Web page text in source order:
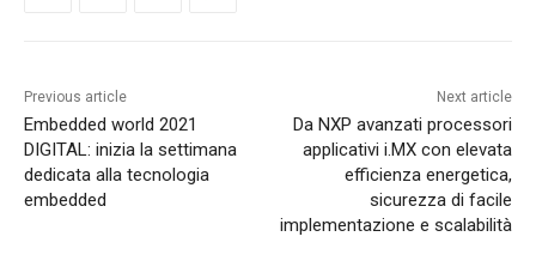
Previous article
Embedded world 2021
DIGITAL: inizia la settimana
dedicata alla tecnologia
embedded
Next article
Da NXP avanzati processori
applicativi i.MX con elevata
efficienza energetica,
sicurezza di facile
implementazione e scalabilità